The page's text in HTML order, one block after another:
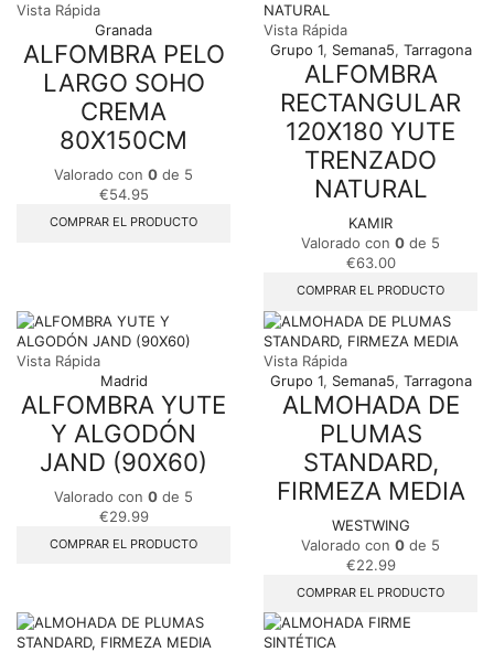
Vista Rápida
Granada
ALFOMBRA PELO
LARGO SOHO
CREMA
80X150CM
Valorado con 0 de 5
€54.95
COMPRAR EL PRODUCTO
Vista Rápida
Grupo 1, Semana5, Tarragona
ALFOMBRA
RECTANGULAR
120X180 YUTE
TRENZADO
NATURAL
KAMIR
Valorado con 0 de 5
€63.00
COMPRAR EL PRODUCTO
Vista Rápida
Madrid
ALFOMBRA YUTE
Y ALGODÓN
JAND (90X60)
Valorado con 0 de 5
€29.99
COMPRAR EL PRODUCTO
Vista Rápida
Grupo 1, Semana5, Tarragona
ALMOHADA DE
PLUMAS
STANDARD,
FIRMEZA MEDIA
WESTWING
Valorado con 0 de 5
€22.99
COMPRAR EL PRODUCTO